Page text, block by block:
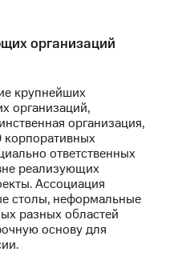
организаций
крупнейших
организаций,
организация,
корпоративных
ответственных
реализующих
Ассоциация
столы, неформальные
разных областей
основу для